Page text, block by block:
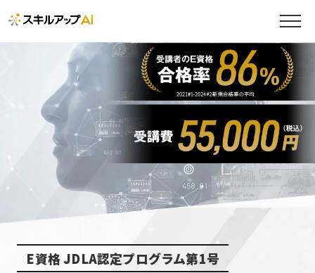
E資格 JDLA認定プログラム第1号